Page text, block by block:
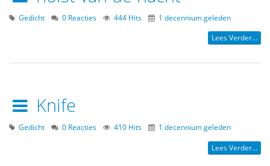
Gedicht 0 Reacties 444 Hits 1 decennium geleden
Lees Verder...
Knife
Gedicht 0 Reacties 410 Hits 1 decennium geleden
Lees Verder...